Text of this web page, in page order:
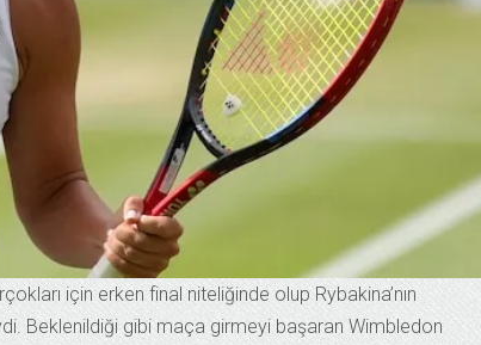
için erken final niteliğinde olup Rybakina’nın
Beklenildiği gibi maça girmeyi başaran Wimbledon